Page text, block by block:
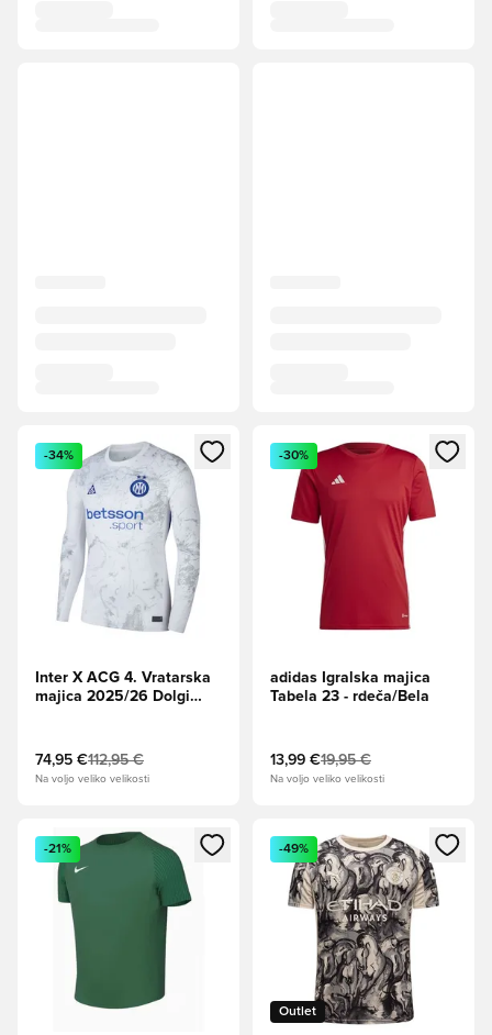
Odpre Modal za prijavo ali vpis kot član
-34%
Inter X ACG 4. Vratarska
majica 2025/26 Dolgi
74,95 €112,95 €
Na voljo veliko velikosti
Odpre Modal za prijavo ali
-30%
adidas Igralska majica
Tabela 23 - rdeča/Bela
13,99 €19,95 €
Na voljo veliko velikosti
Odpre Modal za prijavo ali vpis kot član
-21%
Odpre Modal za prijavo ali
Outlet
-49%